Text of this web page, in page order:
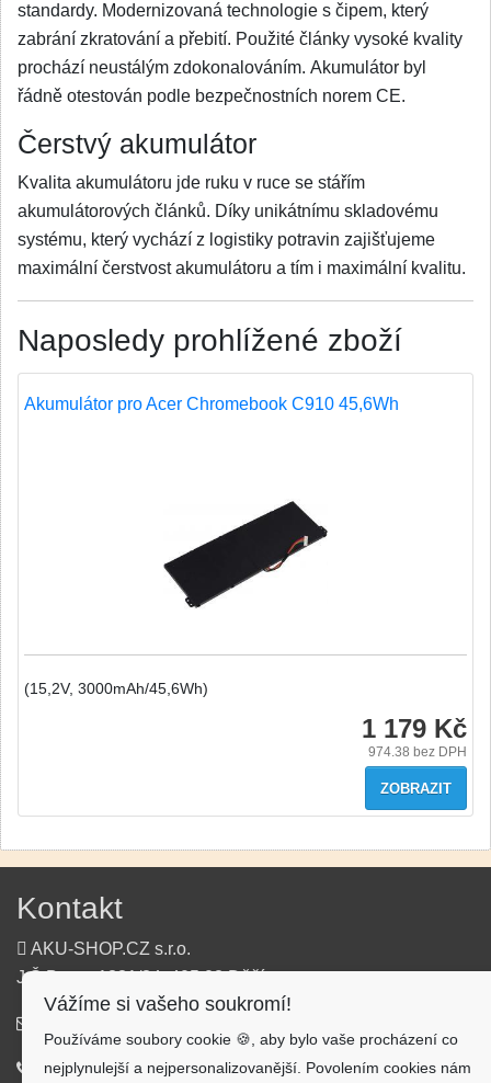
standardy. Modernizovaná technologie s čipem, který
zabrání zkratování a přebití. Použité články vysoké kvality
prochází neustálým zdokonalováním. Akumulátor byl
řádně otestován podle bezpečnostních norem CE.
Čerstvý akumulátor
Kvalita akumulátoru jde ruku v ruce se stářím
akumulátorových článků. Díky unikátnímu skladovému
systému, který vychází z logistiky potravin zajišťujeme
maximální čerstvost akumulátoru a tím i maximální kvalitu.
Naposledy prohlížené zboží
Akumulátor pro Acer Chromebook C910 45,6Wh
(15,2V, 3000mAh/45,6Wh)
1 179 Kč
974.38 bez DPH
ZOBRAZIT
Kontakt
AKU-SHOP.CZ s.r.o.
J.Š.Baara 1331/34, 405 02 Děčín
720 500 500
Vážíme si vašeho soukromí!
Používáme soubory cookie 🍪, aby bylo vaše procházení co
nejplynulejší a nejpersonalizovanější. Povolením cookies nám